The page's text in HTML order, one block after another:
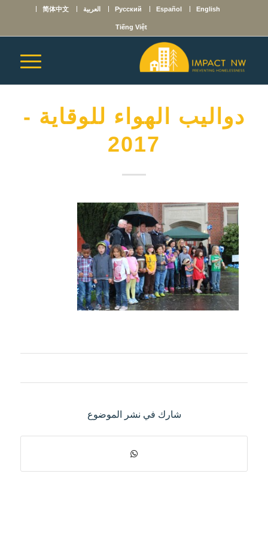
English
Español
Русский العربية 简体中文
Tiếng Việt
دواليب الهواء للوقاية -
2017
شارك في نشر الموضوع